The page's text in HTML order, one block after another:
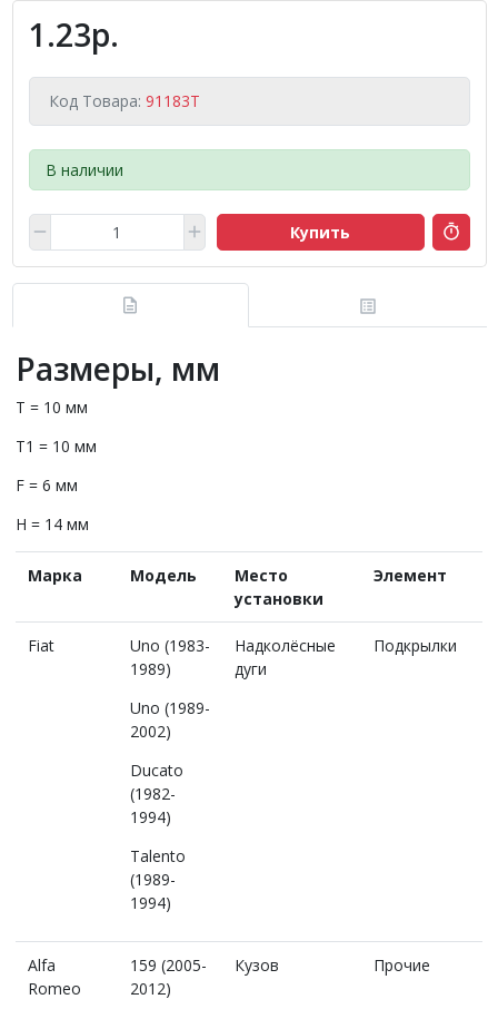
1.23р.
Код Товара: 91183T
В наличии
Купить
Размеры, мм
T = 10 мм
T1 = 10 мм
F = 6 мм
H = 14 мм
Марка Модель
Место
установки
Элемент
Fiat
Uno (1983-
1989)
Uno (1989-
2002)
Ducato
(1982-
1994)
Talento
(1989-
1994)
Надколёсные
дуги
Подкрылки
Alfa
Romeo
159 (2005-
2012)
Кузов Прочие